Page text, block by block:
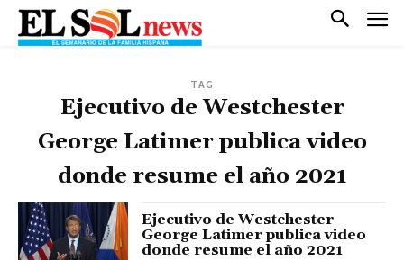
TAG
Ejecutivo de Westchester
George Latimer publica video
donde resume el año 2021
Ejecutivo de Westchester
George Latimer publica video
donde resume el año 2021